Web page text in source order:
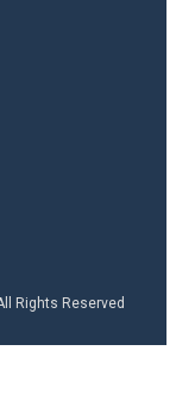
Rights Reserved